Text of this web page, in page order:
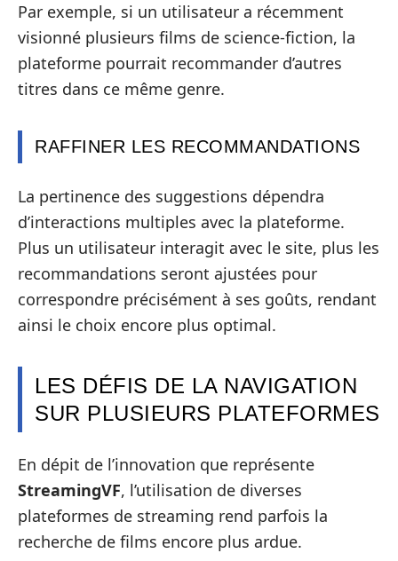
Par exemple, si un utilisateur a récemment
visionné plusieurs films de science-fiction, la
plateforme pourrait recommander d’autres
titres dans ce même genre.
RAFFINER LES RECOMMANDATIONS
La pertinence des suggestions dépendra
d’interactions multiples avec la plateforme.
Plus un utilisateur interagit avec le site, plus les
recommandations seront ajustées pour
correspondre précisément à ses goûts, rendant
ainsi le choix encore plus optimal.
LES DÉFIS DE LA NAVIGATION
SUR PLUSIEURS PLATEFORMES
En dépit de l’innovation que représente
StreamingVF, l’utilisation de diverses
plateformes de streaming rend parfois la
recherche de films encore plus ardue.